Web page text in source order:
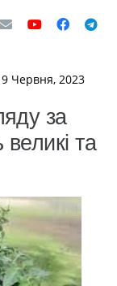
Червня, 2023
за
та